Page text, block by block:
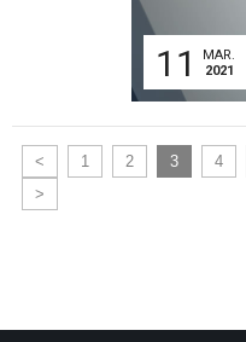
11
MAR.
2021
< 1 2 3 4
>